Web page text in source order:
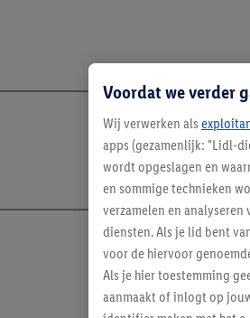
Voordat we verder
Wij verwerken als
apps (gezamenlijk: "Lidl-
wordt opgeslagen en
en sommige technieken
verzamelen en
diensten. Als je lid bent
voor de hiervoor
Als je hier toestemming
aanmaakt of inlogt op